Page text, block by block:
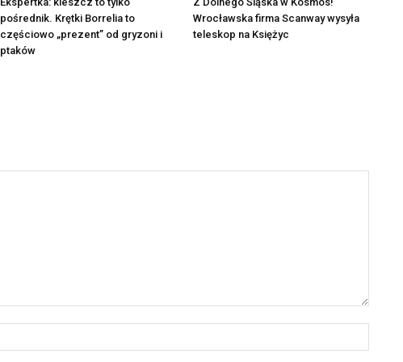
pośrednik. Krętki Borrelia to
częściowo „prezent” od gryzoni i
ptaków
Wrocławska firma Scanway wysyła
teleskop na Księżyc